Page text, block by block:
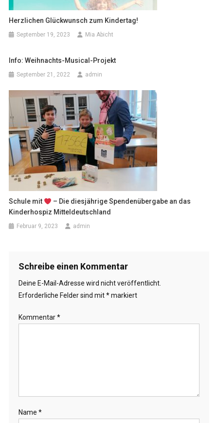
Herzlichen Glückwunsch zum Kindertag!
September 19, 2023 Mia Abicht
Info: Weihnachts-Musical-Projekt
September 21, 2022 admin
Schule mit
– Die diesjährige Spendenübergabe an das
Kinderhospiz Mitteldeutschland
Februar 9, 2023 admin
Schreibe einen Kommentar
Deine E-Mail-Adresse wird nicht veröffentlicht.
Erforderliche Felder sind mit*markiert
Kommentar*
Name *